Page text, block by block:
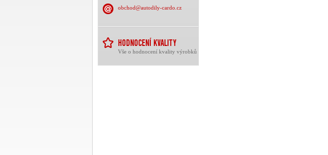
obchod@autodily-cardo.cz
HODNOCENÍ KVALITY
Vše o hodnocení kvality výrobků